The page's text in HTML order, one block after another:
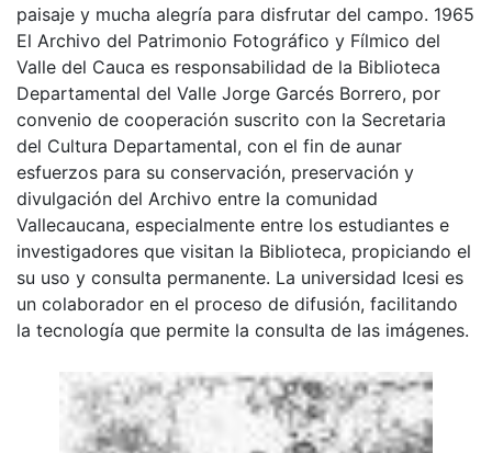
paisaje y mucha alegría para disfrutar del campo. 1965
El Archivo del Patrimonio Fotográfico y Fílmico del
Valle del Cauca es responsabilidad de la Biblioteca
Departamental del Valle Jorge Garcés Borrero, por
convenio de cooperación suscrito con la Secretaria
del Cultura Departamental, con el fin de aunar
esfuerzos para su conservación, preservación y
divulgación del Archivo entre la comunidad
Vallecaucana, especialmente entre los estudiantes e
investigadores que visitan la Biblioteca, propiciando el
su uso y consulta permanente. La universidad Icesi es
un colaborador en el proceso de difusión, facilitando
la tecnología que permite la consulta de las imágenes.